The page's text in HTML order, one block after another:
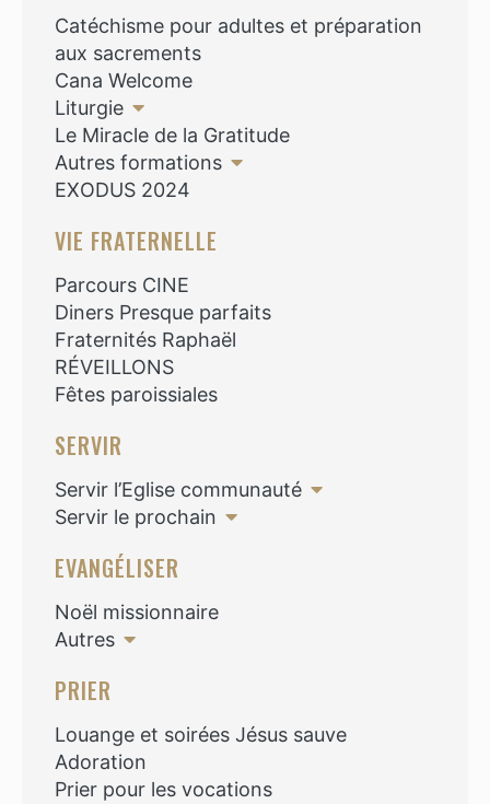
Catéchisme pour adultes et préparation
aux sacrements
Cana Welcome
Liturgie
Le Miracle de la Gratitude
Autres formations
EXODUS 2024
VIE FRATERNELLE
Parcours CINE
Diners Presque parfaits
Fraternités Raphaël
RÉVEILLONS
Fêtes paroissiales
SERVIR
Servir l’Eglise communauté
Servir le prochain
EVANGÉLISER
Noël missionnaire
Autres
PRIER
Louange et soirées Jésus sauve
Adoration
Prier pour les vocations